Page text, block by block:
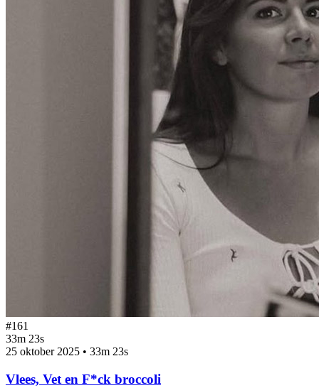
#161
33m 23s
25 oktober 2025 • 33m 23s
Vlees, Vet en F*ck broccoli